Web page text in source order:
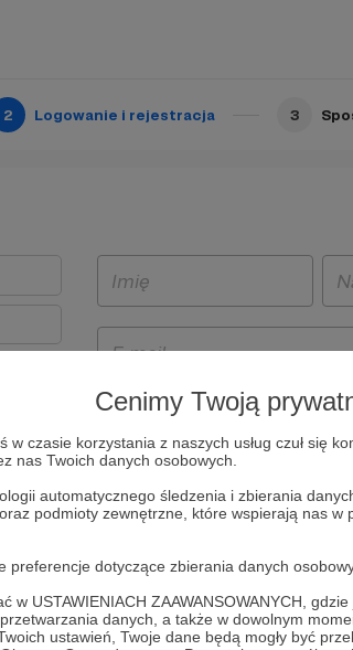
Cenimy Twoją
w czasie korzystania z naszych usług czuł się
nas Twoich danych osobowych.
automatycznego śledzenia i zbierania
podmioty zewnętrzne, które wspierają nas w
dotyczące zbierania danych
w USTAWIENIACH ZAAWANSOWANYCH,
danych, a także w dowolnym
ustawień, Twoje dane będą mogły być
2 Logowanie i rejestracja 3
i
będą
z
prawo
Politykę Prywatności
* Wyrażam zgodę na